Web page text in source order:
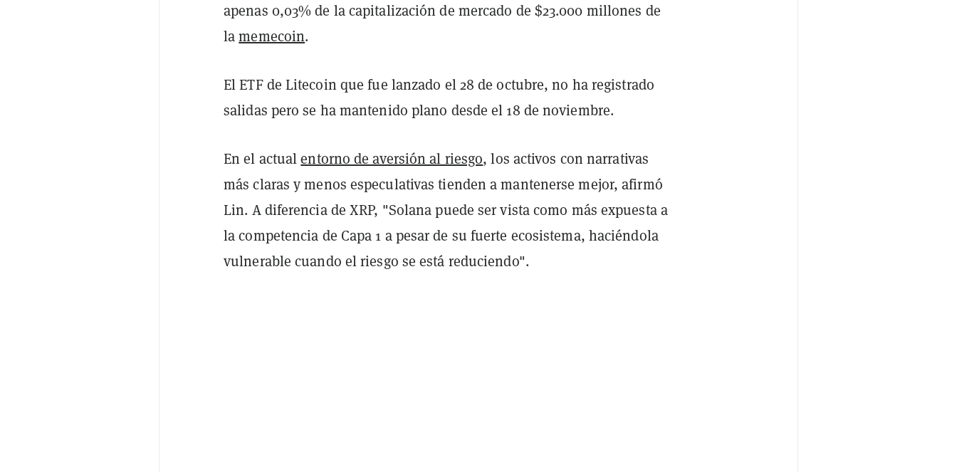
apenas 0,03% de la capitalización de mercado de $23.000 millones de
lamemecoin.
El ETF de Litecoin que fue lanzado el 28 de octubre, no ha registrado
salidas pero se ha mantenido plano desde el 18 de noviembre.
En el actualentorno de aversión al riesgo, los activos con narrativas
más claras y menos especulativas tienden a mantenerse mejor, afirmó
Lin. A diferencia de XRP, "Solana puede ser vista como más expuesta a
la competencia de Capa 1 a pesar de su fuerte ecosistema, haciéndola
vulnerable cuando el riesgo se está reduciendo".